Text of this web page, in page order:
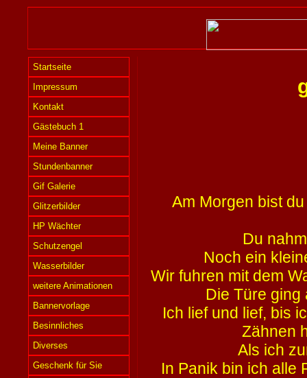
Startseite
Impressum
Kontakt
Gästebuch 1
Meine Banner
Stundenbanner
Gif Galerie
Glitzerbilder
HP Wächter
Schutzengel
Wasserbilder
weitere Animationen
Bannervorlage
Besinnliches
Diverses
Geschenk für Sie
Am Morgen bist
Du
Noch ein
Wir fuhren mit dem
Die Türe ging
Ich lief und lief, bis
Zähnen
Als ich
In Panik bin ich alle